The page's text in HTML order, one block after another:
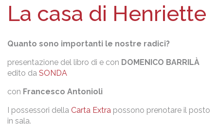
La casa di Henriette
Quanto sono importanti le nostre radici?
presentazione del libro di e con DOMENICO BARRILÀ
edito da SONDA
con Francesco Antonioli
I possessori della Carta Extra possono prenotare il posto
in sala.